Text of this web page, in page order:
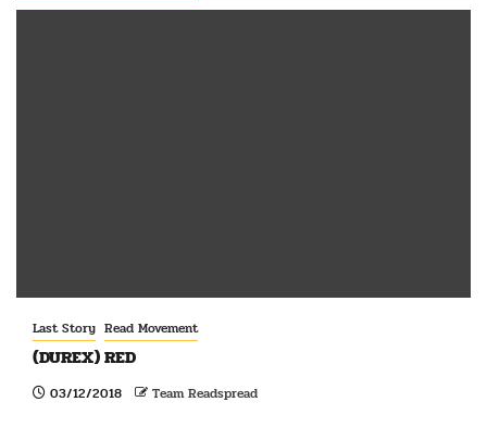
Last Story Read Movement
(DUREX) RED
03/12/2018 Team Readspread